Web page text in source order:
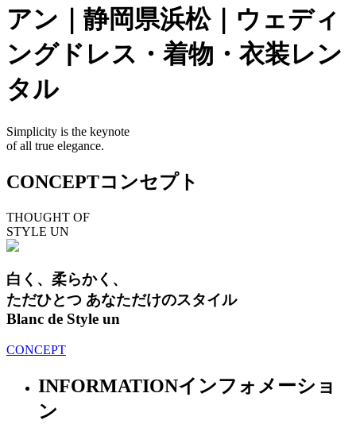
アン｜静岡県浜松｜ウェディ
ングドレス・着物・衣装レン
タル
Simplicity is the keynote
of all true elegance.
CONCEPTコンセプト
THOUGHT OF
STYLE UN
白く、柔らかく、
ただひとつ あなただけのスタイル
Blanc de Style un
CONCEPT
INFORMATIONインフォメーショ
ン